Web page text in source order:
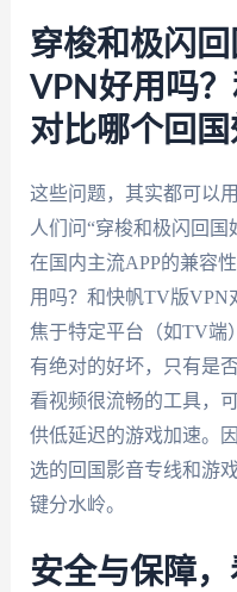
穿梭和极闪
VPN好用吗
对比哪个回国
这些问题，其实都可以
人们问“穿梭和极闪回国
在国内主流APP的兼容
用吗？和快帆TV版VPN
焦于特定平台（如TV端
有绝对的好坏，只有是
看视频很流畅的工具，
供低延迟的游戏加速。
选的回国影音专线和游
键分水岭。
安全与保障